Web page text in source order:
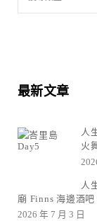
最新文章
人
火
人
廟 Finns 海邊酒吧
2026 年 7 月 3 日